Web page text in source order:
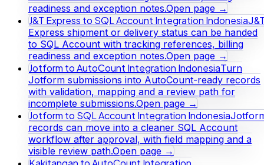
readiness and exception notes.Open page →
J&T Express to SQL Account Integration Indonesia
Express shipment or delivery status can be handed
to SQL Account with tracking references, billing
readiness and exception notes.Open page →
Jotform to AutoCount Integration IndonesiaTurn
Jotform submissions into AutoCount-ready records
with validation, mapping and a review path for
incomplete submissions.Open page →
Jotform to SQL Account Integration Indonesia
records can move into a cleaner SQL Account
workflow after approval, with field mapping and a
visible review path.Open page →